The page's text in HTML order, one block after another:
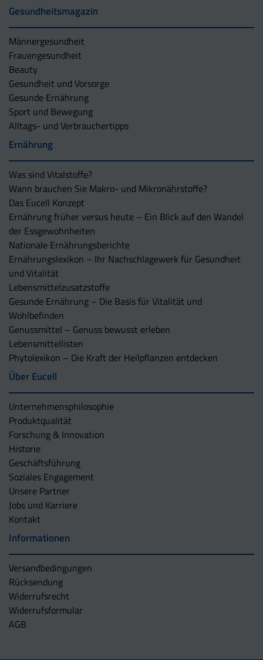
Gesundheitsmagazin
Männergesundheit
Frauengesundheit
Beauty
Gesundheit und Vorsorge
Gesunde Ernährung
Sport und Bewegung
Alltags- und Verbrauchertipps
Ernährung
Was sind Vitalstoffe?
Wann brauchen Sie Makro- und Mikronährstoffe?
Das Eucell Konzept
Ernährung früher versus heute – Ein Blick auf den Wandel
der Essgewohnheiten
Nationale Ernährungsberichte
Ernährungslexikon – Ihr Nachschlagewerk für Gesundheit
und Vitalität
Lebensmittelzusatzstoffe
Gesunde Ernährung – Die Basis für Vitalität und
Wohlbefinden
Genussmittel – Genuss bewusst erleben
Lebensmittellisten
Phytolexikon – Die Kraft der Heilpflanzen entdecken
Über Eucell
Unternehmens­philosophie
Produktqualität
Forschung & Innovation
Historie
Geschäftsführung
Soziales Engagement
Unsere Partner
Jobs und Karriere
Kontakt
Informationen
Versandbedingungen
Rücksendung
Widerrufsrecht
Widerrufsformular
AGB